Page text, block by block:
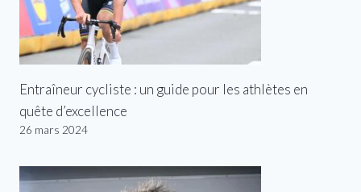
Entraîneur cycliste : un guide pour les athlètes en
quête d’excellence
26 mars 2024